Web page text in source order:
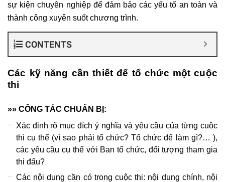
sự kiện chuyên nghiệp để đảm bảo các yếu tố an toàn và
thành công xuyên suốt chương trình.
CONTENTS
Các kỹ năng cần thiết để tổ chức một cuộc
thi
»» CÔNG TÁC CHUẨN BỊ:
Xác định rõ mục đích ý nghĩa và yêu cầu của từng cuộc
thi cụ thể (vì sao phải tổ chức? Tổ chức để làm gì?… ),
các yêu cầu cụ thể với Ban tổ chức, đối tượng tham gia
thi đấu?
Các nội dung cần có trong cuộc thi: nội dung chính, nội